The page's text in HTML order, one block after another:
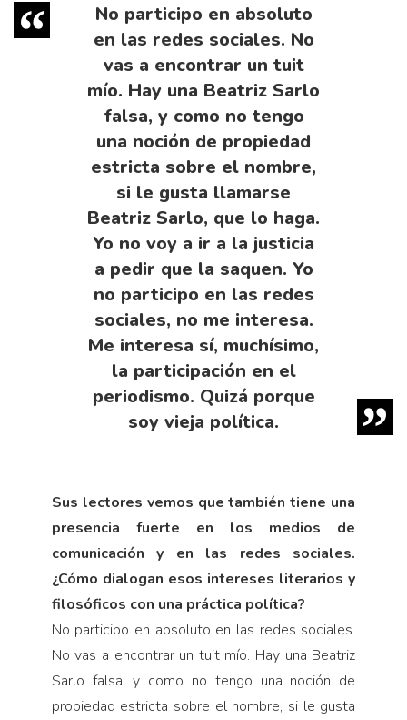
No participo en absoluto
en las redes sociales. No
vas a encontrar un tuit
mío. Hay una Beatriz Sarlo
falsa, y como no tengo
una noción de propiedad
estricta sobre el nombre,
si le gusta llamarse
Beatriz Sarlo, que lo haga.
Yo no voy a ir a la justicia
a pedir que la saquen. Yo
no participo en las redes
sociales, no me interesa.
Me interesa sí, muchísimo,
la participación en el
periodismo. Quizá porque
soy vieja política.
Sus lectores vemos que también tiene una
presencia fuerte en los medios de
comunicación y en las redes sociales.
¿Cómo dialogan esos intereses literarios y
filosóficos con una práctica política?
No participo en absoluto en las redes sociales.
No vas a encontrar un tuit mío. Hay una Beatriz
Sarlo falsa, y como no tengo una noción de
propiedad estricta sobre el nombre, si le gusta